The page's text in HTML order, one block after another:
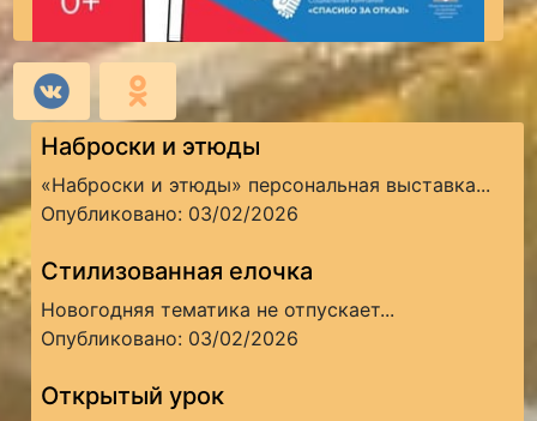
Наброски и этюды
«Наброски и этюды» персональная выставка...
Опубликовано: 03/02/2026
Стилизованная елочка
Новогодняя тематика не отпускает...
Опубликовано: 03/02/2026
Открытый урок